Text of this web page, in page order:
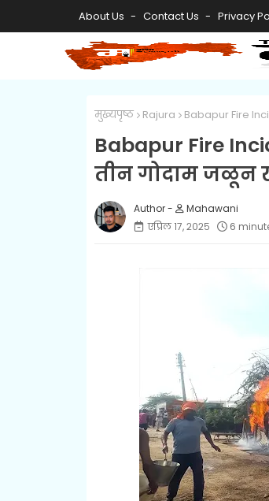
About Us Contact Us Privacy
मुख्यपृष्ठ Rajura Babapur Fire
Babapur Fire
तीन गोदाम जळून
Mahawani
एप्रिल १७, २०२५
6